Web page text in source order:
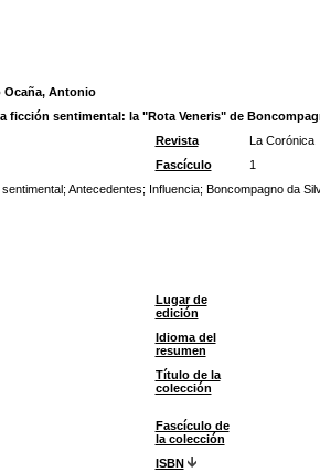
Ocaña, Antonio
ficción sentimental: la "Rota Veneris" de
Revista
La Corónica
Fascículo
1
; Antecedentes; Influencia; Boncompagno da
Lugar de
edición
Idioma del
resumen
Título de la
colección
Fascículo de
la colección
ISBN